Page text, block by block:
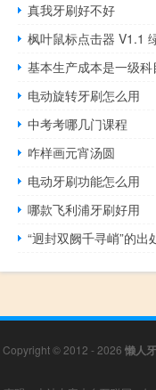
真我牙刷好不好
基本生产成本是一级科
电动旋转牙刷怎么用
中考考哪几门课程
咋样画元宵汤圆
电动牙刷功能怎么用
哪款飞利浦牙刷好用
“迥封双阙千寻峭”的出
Copyright © 2012 - 2026 懒人